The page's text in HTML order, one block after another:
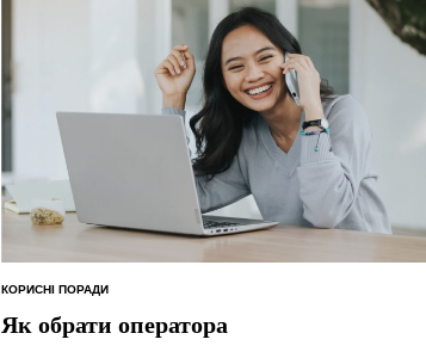
ОПУБЛІКУВАТИ
У
КОРИСНІ ПОРАДИ
Як обрати оператора